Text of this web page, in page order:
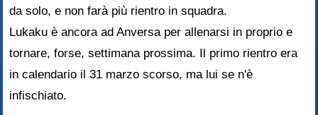
da solo, e non farà più rientro in squadra.
Lukaku è ancora ad Anversa per allenarsi in proprio e
tornare, forse, settimana prossima. Il primo rientro era
in calendario il 31 marzo scorso, ma lui se n'è
infischiato.